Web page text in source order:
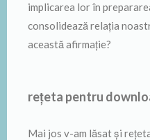
implicarea lor în
consolidează relația
această afirmație?
rețeta pentru
Mai jos v-am lăsat și